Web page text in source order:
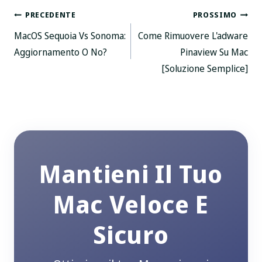
Posta
navigazione
PRECEDENTE
MacOS Sequoia Vs Sonoma:
Aggiornamento O No?
PROSSIMO
Come Rimuovere L'adware
Pinaview Su Mac
[Soluzione Semplice]
Mantieni Il Tuo
Mac Veloce E
Sicuro